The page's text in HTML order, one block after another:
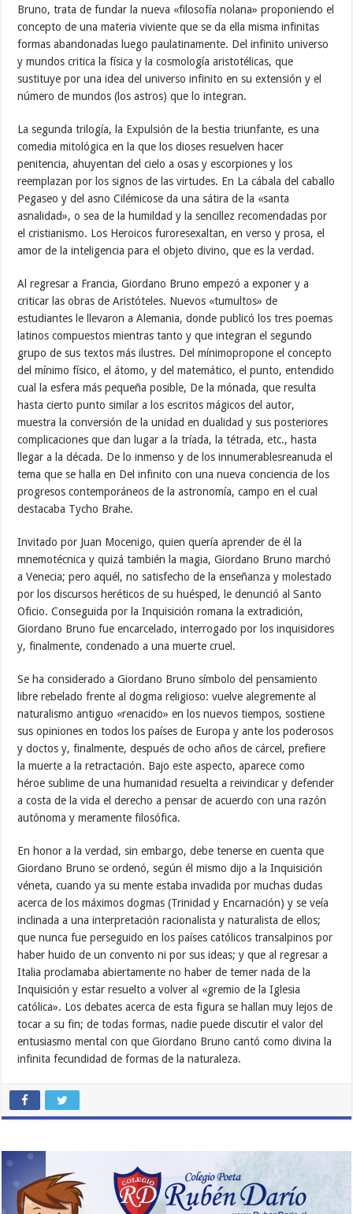
Bruno, trata de fundar la nueva «filosofía nolana» proponiendo el
concepto de una materia viviente que se da ella misma infinitas
formas abandonadas luego paulatinamente. Del infinito universo
y mundos critica la física y la cosmología aristotélicas, que
sustituye por una idea del universo infinito en su extensión y el
número de mundos (los astros) que lo integran.
La segunda trilogía, la Expulsión de la bestia triunfante, es una
comedia mitológica en la que los dioses resuelven hacer
penitencia, ahuyentan del cielo a osas y escorpiones y los
reemplazan por los signos de las virtudes. En La cábala del caballo
Pegaseo y del asno Cilémicose da una sátira de la «santa
asnalidad», o sea de la humildad y la sencillez recomendadas por
el cristianismo. Los Heroicos furoresexaltan, en verso y prosa, el
amor de la inteligencia para el objeto divino, que es la verdad.
Al regresar a Francia, Giordano Bruno empezó a exponer y a
criticar las obras de Aristóteles. Nuevos «tumultos» de
estudiantes le llevaron a Alemania, donde publicó los tres poemas
latinos compuestos mientras tanto y que integran el segundo
grupo de sus textos más ilustres. Del mínimopropone el concepto
del mínimo físico, el átomo, y del matemático, el punto, entendido
cual la esfera más pequeña posible, De la mónada, que resulta
hasta cierto punto similar a los escritos mágicos del autor,
muestra la conversión de la unidad en dualidad y sus posteriores
complicaciones que dan lugar a la tríada, la tétrada, etc., hasta
llegar a la década. De lo inmenso y de los innumerablesreanuda el
tema que se halla en Del infinito con una nueva conciencia de los
progresos contemporáneos de la astronomía, campo en el cual
destacaba Tycho Brahe.
Invitado por Juan Mocenigo, quien quería aprender de él la
mnemotécnica y quizá también la magia, Giordano Bruno marchó
a Venecia; pero aquél, no satisfecho de la enseñanza y molestado
por los discursos heréticos de su huésped, le denunció al Santo
Oficio. Conseguida por la Inquisición romana la extradición,
Giordano Bruno fue encarcelado, interrogado por los inquisidores
y, finalmente, condenado a una muerte cruel.
Se ha considerado a Giordano Bruno símbolo del pensamiento
libre rebelado frente al dogma religioso: vuelve alegremente al
naturalismo antiguo «renacido» en los nuevos tiempos, sostiene
sus opiniones en todos los países de Europa y ante los poderosos
y doctos y, finalmente, después de ocho años de cárcel, prefiere
la muerte a la retractación. Bajo este aspecto, aparece como
héroe sublime de una humanidad resuelta a reivindicar y defender
a costa de la vida el derecho a pensar de acuerdo con una razón
autónoma y meramente filosófica.
En honor a la verdad, sin embargo, debe tenerse en cuenta que
Giordano Bruno se ordenó, según él mismo dijo a la Inquisición
véneta, cuando ya su mente estaba invadida por muchas dudas
acerca de los máximos dogmas (Trinidad y Encarnación) y se veía
inclinada a una interpretación racionalista y naturalista de ellos;
que nunca fue perseguido en los países católicos transalpinos por
haber huido de un convento ni por sus ideas; y que al regresar a
Italia proclamaba abiertamente no haber de temer nada de la
Inquisición y estar resuelto a volver al «gremio de la Iglesia
católica». Los debates acerca de esta figura se hallan muy lejos de
tocar a su fin; de todas formas, nadie puede discutir el valor del
entusiasmo mental con que Giordano Bruno cantó como divina la
infinita fecundidad de formas de la naturaleza.